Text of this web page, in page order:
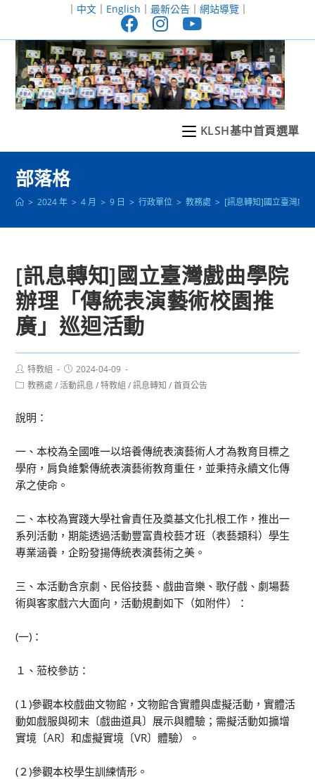
至
｜ 中文｜ English ｜ 最新公告｜ 網站導覽｜
KLSH基中首頁選單
部落格
> 2024 年 > 4 月 > 9 日 > 行政單位 > 教務處 > [訊息轉知]國立臺灣戲
[訊息轉知]國立臺灣戲曲學院
辦理「傳統表演藝術校園推
廣」巡迴活動
Post
author:
特教組
Post
published:
2024-04-09
Post教務處 / 活動訊息 / 特教組 / 訊息轉知 / 首頁公告
說明：
一、本校為全國唯一以培養傳統表演藝術人才為教育目標之
學府，肩負維繫傳統表演藝術教育重任，並秉持永續文化傳
承之使命。
二、本校為實踐大學社會責任及奠基文化扎根工作，推出一
系列活動，期能透過活動豐富貴校藝才班（表藝類科）學生
專業涵養，企盼發揚傳統表演藝術之美。
三、本活動含京劇、民俗技藝、戲曲音樂、歌仔戲、劇場藝
術與客家戲六大面向，活動規劃如下（如附件）：
(一)：
１、蒞校參訪：
(１)參觀本校戲曲文物館，文物館含實體與虛擬活動，實體活
動如戲服與砌末〔戲曲道具〕展示與體驗；需擬活動如擴增
實境〔AR〕和虛擬實境〔VR〕體驗）。
(２)參觀本校學生訓練情形。